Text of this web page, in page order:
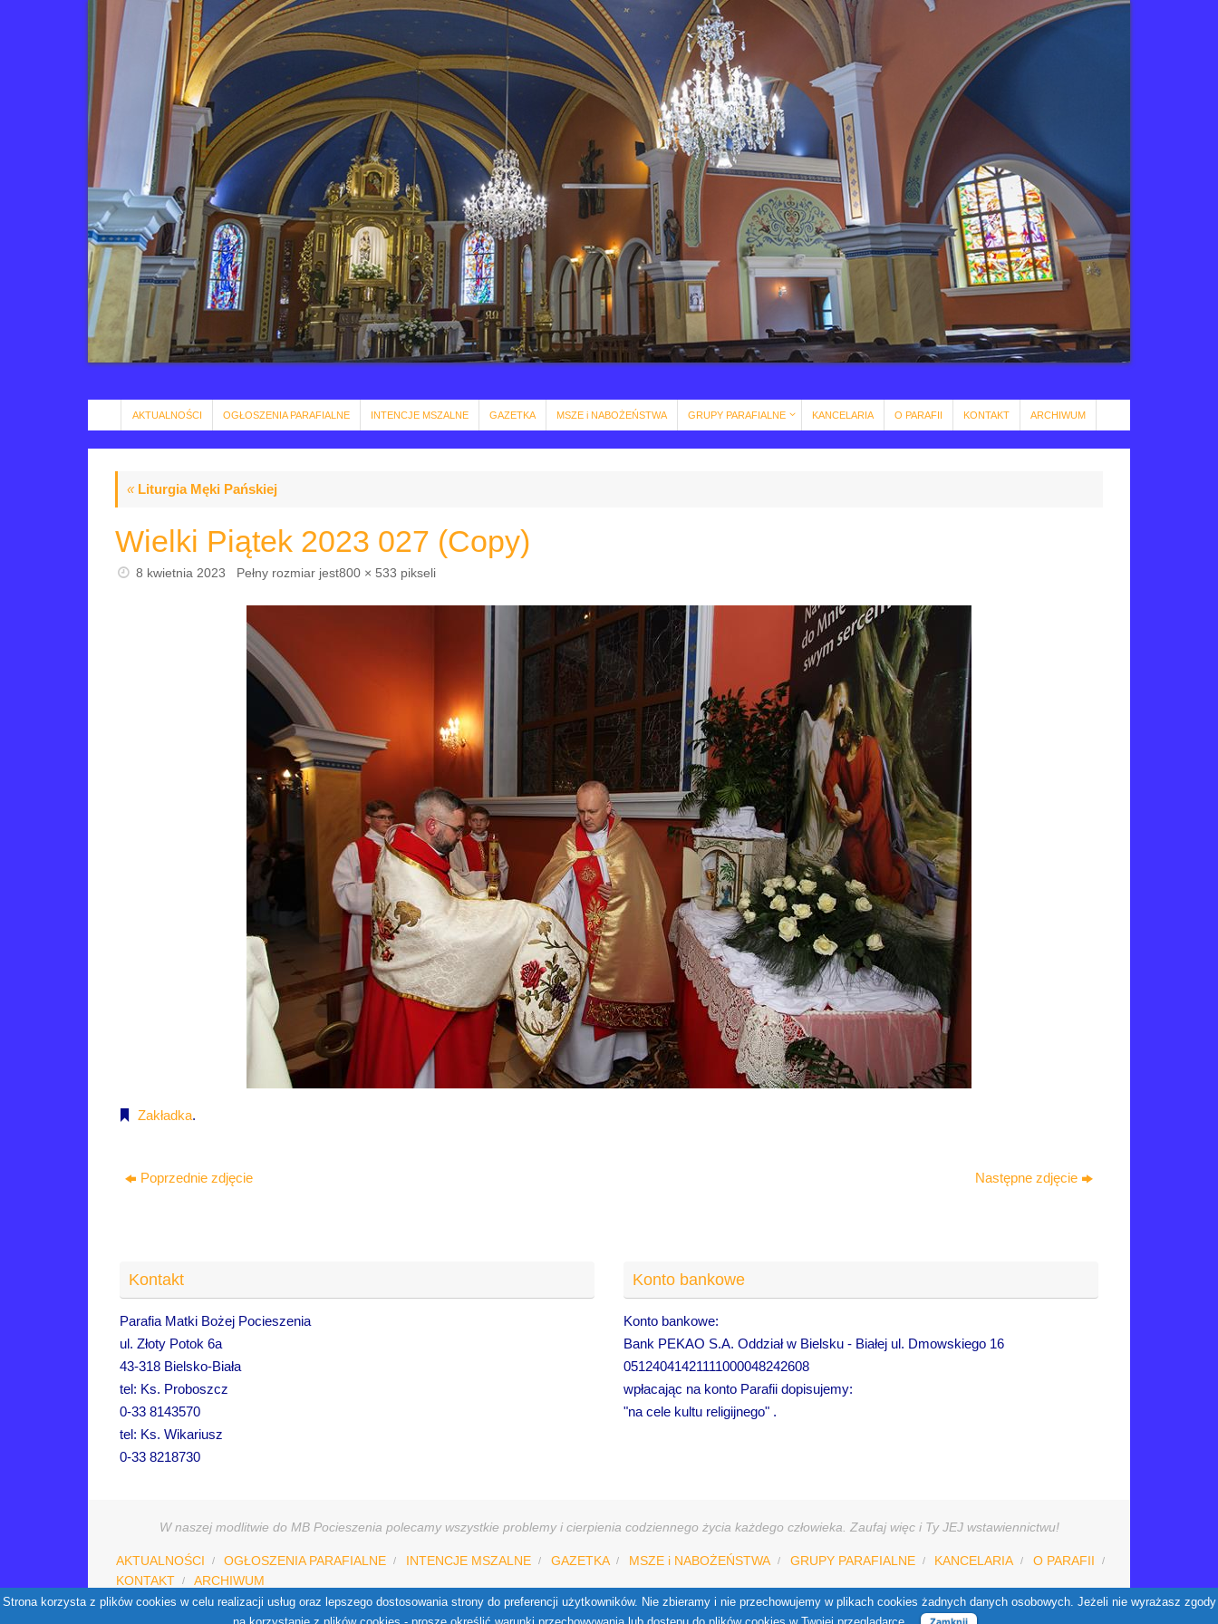
AKTUALNOŚCI OGŁOSZENIA PARAFIALNE INTENCJE MSZALNE GAZETKA MSZE i NABOŻEŃSTWA GRUPY PARAFIALNE KANCELARIA O PARAFII KONTAKT ARCHIWUM
«Liturgia Męki Pańskiej
Wielki Piątek 2023 027 (Copy)
8 kwietnia 2023 Pełny rozmiar jest800 × 533 pikseli
Zakładka.
Poprzednie zdjęcie Następne zdjęcie
Kontakt
Parafia Matki Bożej Pocieszenia
ul. Złoty Potok 6a
43-318 Bielsko-Biała
tel: Ks. Proboszcz
0-33 8143570
tel: Ks. Wikariusz
0-33 8218730
Konto bankowe
Konto bankowe:
Bank PEKAO S.A. Oddział w Bielsku - Białej ul. Dmowskiego 16
05124041421111000048242608
wpłacając na konto Parafii dopisujemy:
"na cele kultu religijnego" .
W naszej modlitwie do MB Pocieszenia polecamy wszystkie problemy i cierpienia codziennego życia każdego człowieka. Zaufaj więc i Ty JEJ wstawiennictwu!
AKTUALNOŚCI OGŁOSZENIA PARAFIALNE INTENCJE MSZALNE GAZETKA MSZE i NABOŻEŃSTWA GRUPY PARAFIALNE KANCELARIA
O PARAFII
KONTAKT
ARCHIWUM
W oparciu oTempera&WordPress.
Strona korzysta z plików cookies w celu realizacji usług oraz lepszego dostosowania strony do preferencji użytkowników. Nie zbieramy i nie przechowujemy w plikach cookies żadnych danych osobowych. Jeżeli nie wyrażasz zgody